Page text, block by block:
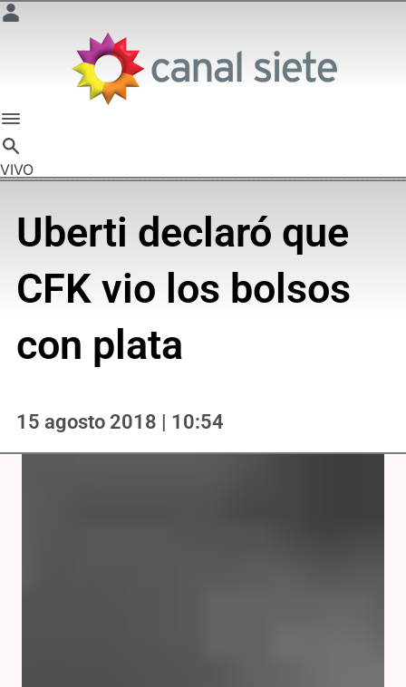
VIVO
Uberti declaró que
CFK vio los bolsos
con plata
15 agosto 2018 | 10:54